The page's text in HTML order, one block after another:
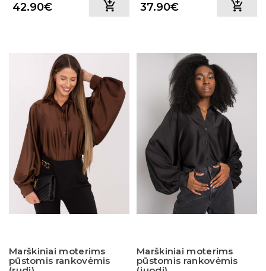
42.90€ 37.90€
Marškiniai moterims
pūstomis rankovėmis
Marškiniai moterims
pūstomis rankovėmis